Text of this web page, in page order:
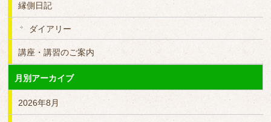
縁側日記
ダイアリー
講座・講習のご案内
月別アーカイブ
2026年8月